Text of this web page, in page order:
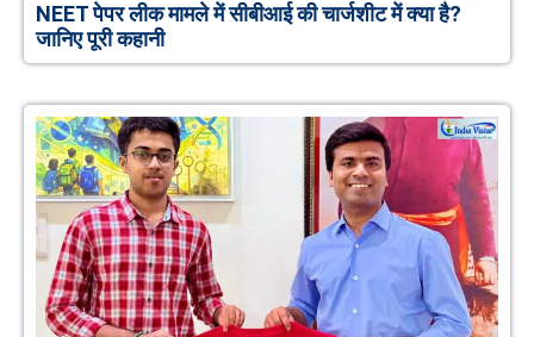
NEET पेपर लीक मामले में सीबीआई की चार्जशीट में क्या है?
जानिए पूरी कहानी